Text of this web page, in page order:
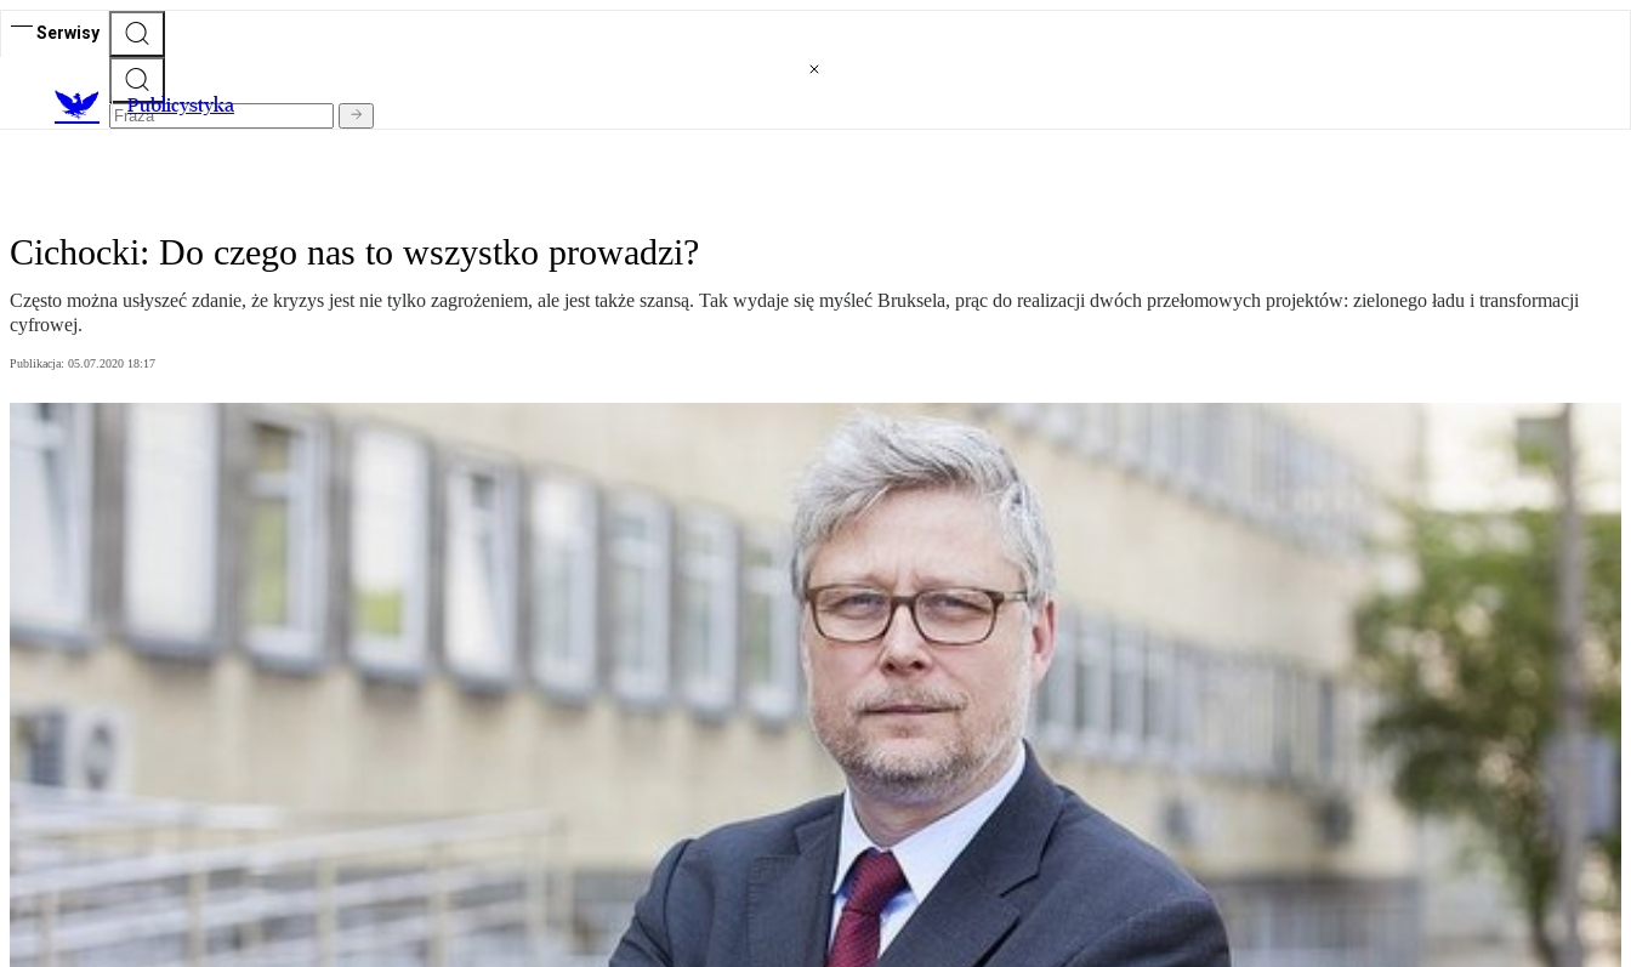
Serwisy
Publicystyka
Cichocki: Do czego nas to wszystko prowadzi?
Często można usłyszeć zdanie, że kryzys jest nie tylko zagrożeniem, ale jest także szansą. Tak wydaje się myśleć Bruksela, prąc do realizacji dwóch przełomowych projektów: zielonego ładu i transformacji
cyfrowej.
Publikacja: 05.07.2020 18:17